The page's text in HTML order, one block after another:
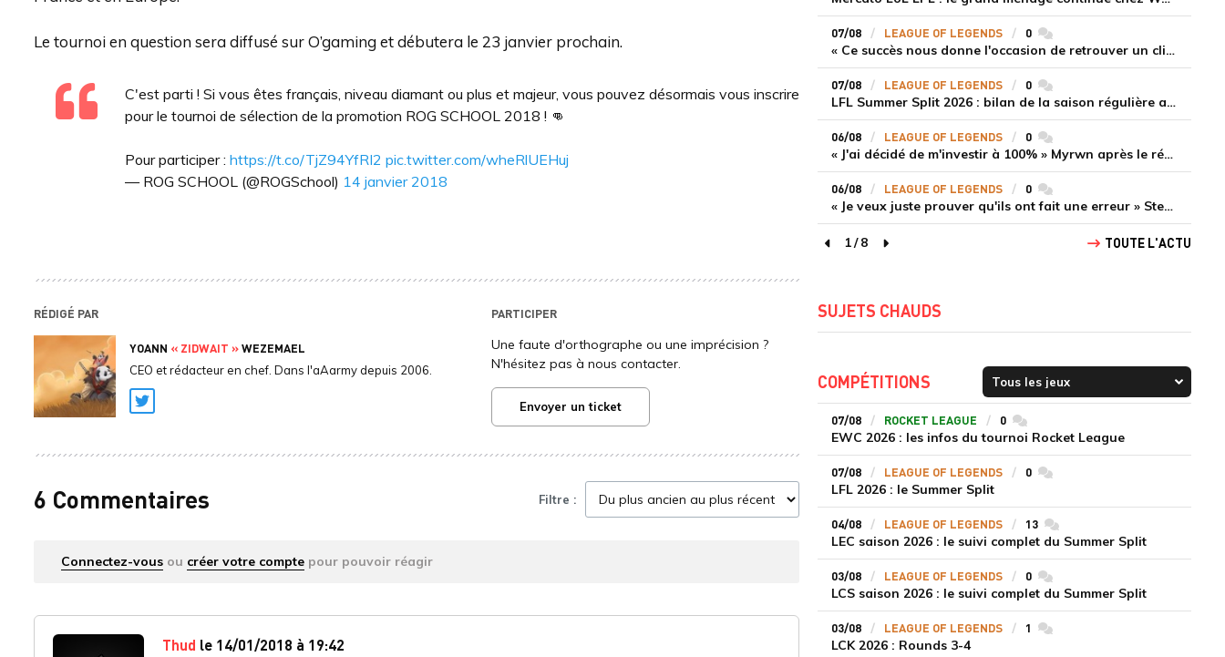
Le tournoi en question sera diffusé sur O’gaming et débutera le 23 janvier prochain.
C'est parti ! Si vous êtes français, niveau diamant ou plus et majeur, vous pouvez désormais vous inscrire
pour le tournoi de sélection de la promotion ROG SCHOOL 2018 ! 👊
Pour participer : https://t.co/TjZ94YfRI2 pic.twitter.com/wheRlUEHuj
— ROG SCHOOL (@ROGSchool) 14 janvier 2018
RÉDIGÉ PAR
YOANN « ZIDWAIT »WEZEMAEL
CEO et rédacteur en chef. Dans l'aAarmy depuis 2006.
Twitter
PARTICIPER
Une faute d'orthographe ou une imprécision ?
N'hésitez pas à nous contacter.
Envoyer un ticket
6 Commentaires Filtre :
Connectez-vous ou créer votre compte pour pouvoir réagir
Thud le 14/01/2018 à 19:42
07/08 LEAGUE OF LEGENDS 0commentaires
« Ce succès nous donne l'occasion de retrouver un climat beaucoup plus positif » Ryu et Canyon soulagés après la victoire de Gen.G sur HLE
07/08 LEAGUE OF LEGENDS 0commentaires
LFL Summer Split 2026 : bilan de la saison régulière avec Solary en tête
06/08 LEAGUE OF LEGENDS 0commentaires
« J'ai décidé de m'investir à 100% » Myrwn après le réveil de Movistar KOI face à Fnatic
06/08 LEAGUE OF LEGENDS 0commentaires
« Je veux juste prouver qu'ils ont fait une erreur » Stend se confie sur son mercato chaotique et ses ambitions avec Shifters
page précédente
1/8
page suivante
TOUTE L'ACTU
SUJETS CHAUDS
COMPÉTITIONS
07/08 ROCKET LEAGUE 0commentaires
EWC 2026 : les infos du tournoi Rocket League
07/08 LEAGUE OF LEGENDS 0commentaires
LFL 2026 : le Summer Split
04/08 LEAGUE OF LEGENDS 13commentaires
LEC saison 2026 : le suivi complet du Summer Split
03/08 LEAGUE OF LEGENDS 0commentaires
LCS saison 2026 : le suivi complet du Summer Split
03/08 LEAGUE OF LEGENDS 1 commentaires
LCK 2026 : Rounds 3-4